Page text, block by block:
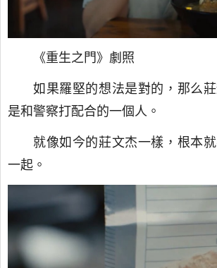
《重生之門》劇照
如果羅堅的想法是對的，那么
是和警察打配合的一個人。
就像如今的莊文杰一樣，根本
一起。